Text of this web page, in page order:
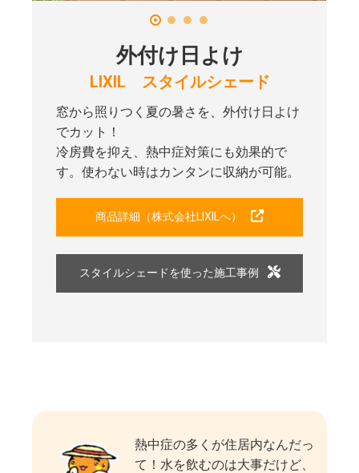
外付け日よけ
LIXIL スタイルシェード
窓から照りつく夏の暑さを、外付け日よけ
でカット！
冷房費を抑え、熱中症対策にも効果的で
す。使わない時はカンタンに収納が可能。
商品詳細（株式会社LIXILへ）
スタイルシェードを使った施工事例
熱中症の多くが住居内なんだっ
て！水を飲むのは大事だけど、